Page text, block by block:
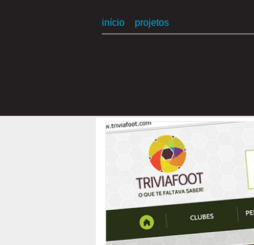
início projetos